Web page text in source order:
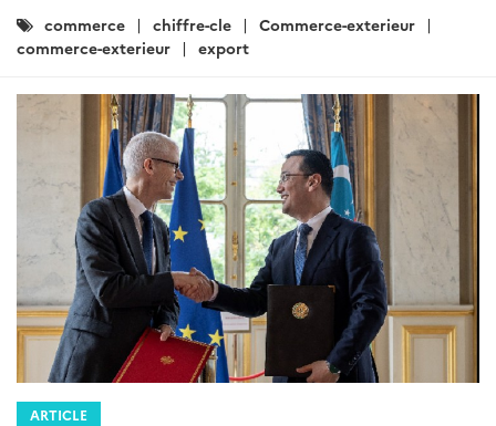
Catégories
:
commerce chiffre-cle
Commerce-exterieur
commerce-exterieur
export
ARTICLE